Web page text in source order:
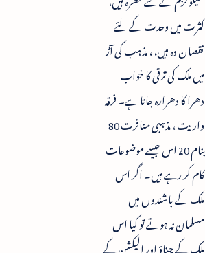
کثرت میں وحدت کے لئے
نقصان دہ ہیں، ، مذہب کی آڑ
میں ملک کی ترقی کا خواب
دھرا کا دھرارہ جاتا ہے۔ فرقہ
واریت ، مذہبی منافرت 80
بنام 20 اس جیسے موضوعات
کام کر رہے ہیں۔ اگر اس
ملک کے باشندوں میں
مسلمان نہ ہوتے تو کیا اس
ملک کے چناؤ اور الیکشن کے